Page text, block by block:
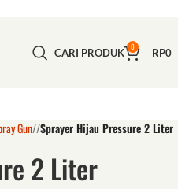
CARI PRODUK 0 RP0
Gun/ Sprayer Hijau Pressure 2 Liter
2 Liter